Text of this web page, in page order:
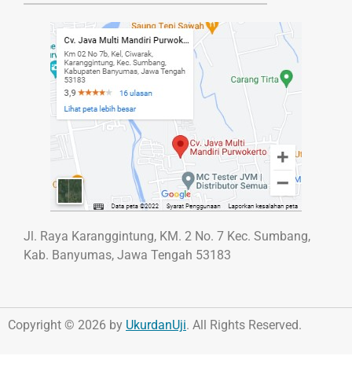
Jl. Raya Karanggintung, KM. 2 No. 7 Kec. Sumbang,
Kab. Banyumas, Jawa Tengah 53183
Copyright © 2026 by UkurdanUji. All Rights Reserved.